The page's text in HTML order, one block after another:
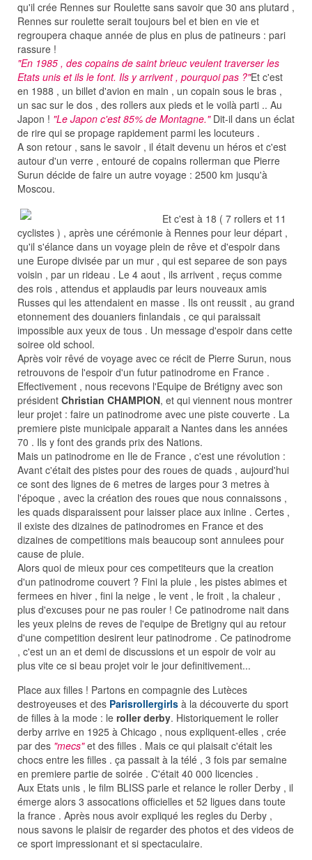
qu'il crée Rennes sur Roulette sans savoir que 30 ans plutard ,
Rennes sur roulette serait toujours bel et bien en vie et
regroupera chaque année de plus en plus de patineurs : pari
rassure !
"En 1985 , des copains de saint brieuc veulent traverser les
Etats unis et ils le font. Ils y arrivent , pourquoi pas ?"Et c'est
en 1988 , un billet d'avion en main , un copain sous le bras ,
un sac sur le dos , des rollers aux pieds et le voilà parti .. Au
Japon ! "Le Japon c'est 85% de Montagne."Dit-il dans un éclat
de rire qui se propage rapidement parmi les locuteurs .
A son retour , sans le savoir , il était devenu un héros et c'est
autour d'un verre , entouré de copains rollerman que Pierre
Surun décide de faire un autre voyage : 2500 km jusqu'à
Moscou.
Et c'est à 18 ( 7 rollers et 11
cyclistes ) , après une cérémonie à Rennes pour leur départ ,
qu'il s'élance dans un voyage plein de rêve et d'espoir dans
une Europe divisée par un mur , qui est separee de son pays
voisin , par un rideau . Le 4 aout , ils arrivent , reçus comme
des rois , attendus et applaudis par leurs nouveaux amis
Russes qui les attendaient en masse . Ils ont reussit , au grand
etonnement des douaniers finlandais , ce qui paraissait
impossible aux yeux de tous . Un message d'espoir dans cette
soiree old school.
Après voir rêvé de voyage avec ce récit de Pierre Surun, nous
retrouvons de l'espoir d'un futur patinodrome en France .
Effectivement , nous recevons l'Equipe de Brétigny avec son
président Christian CHAMPION, et qui viennent nous montrer
leur projet : faire un patinodrome avec une piste couverte . La
premiere piste municipale apparait a Nantes dans les années
70 . Ils y font des grands prix des Nations.
Mais un patinodrome en Ile de France , c'est une révolution :
Avant c'était des pistes pour des roues de quads , aujourd'hui
ce sont des lignes de 6 metres de larges pour 3 metres à
l'époque , avec la création des roues que nous connaissons ,
les quads disparaissent pour laisser place aux inline . Certes ,
il existe des dizaines de patinodromes en France et des
dizaines de competitions mais beaucoup sont annulees pour
cause de pluie.
Alors quoi de mieux pour ces competiteurs que la creation
d'un patinodrome couvert ? Fini la pluie , les pistes abimes et
fermees en hiver , fini la neige , le vent , le froit , la chaleur ,
plus d'excuses pour ne pas rouler ! Ce patinodrome nait dans
les yeux pleins de reves de l'equipe de Bretigny qui au retour
d'une competition desirent leur patinodrome . Ce patinodrome
, c'est un an et demi de discussions et un espoir de voir au
plus vite ce si beau projet voir le jour definitivement...
Place aux filles ! Partons en compagnie des Lutèces
destroyeuses et des Parisrollergirls à la découverte du sport
de filles à la mode : le roller derby. Historiquement le roller
derby arrive en 1925 à Chicago , nous expliquent-elles , crée
par des "mecs"et des filles . Mais ce qui plaisait c'était les
chocs entre les filles . ça passait à la télé , 3 fois par semaine
en premiere partie de soirée . C'était 40 000 licencies .
Aux Etats unis , le film BLISS parle et relance le roller Derby , il
émerge alors 3 assocations officielles et 52 ligues dans toute
la france . Après nous avoir expliqué les regles du Derby ,
nous savons le plaisir de regarder des photos et des videos de
ce sport impressionant et si spectaculaire.